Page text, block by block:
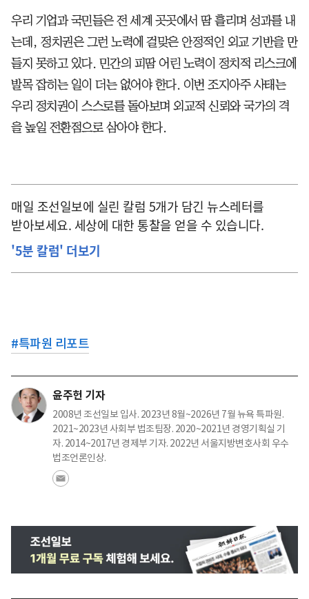
우리 기업과 국민들은 전 세계 곳곳에서 땀 흘리며 성과를 내
는데, 정치권은 그런 노력에 걸맞은 안정적인 외교 기반을 만
들지 못하고 있다. 민간의 피땀 어린 노력이 정치적 리스크에
발목 잡히는 일이 더는 없어야 한다. 이번 조지아주 사태는
우리 정치권이 스스로를 돌아보며 외교적 신뢰와 국가의 격
을 높일 전환점으로 삼아야 한다.
매일 조선일보에 실린 칼럼 5개가 담긴 뉴스레터를
받아보세요. 세상에 대한 통찰을 얻을 수 있습니다.
'5분 칼럼' 더보기
#특파원 리포트
윤주헌 기자
2008년 조선일보 입사. 2023년 8월~2026년 7월 뉴욕 특파원.
2021~2023년 사회부 법조팀장. 2020~2021년 경영기획실 기
자. 2014~2017년 경제부 기자. 2022년 서울지방변호사회 우수
법조언론인상.